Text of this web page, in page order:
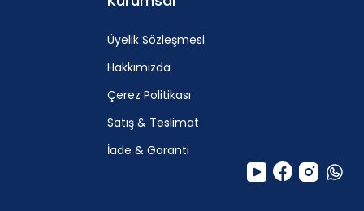
0.28- 0.59 mm/rev
Üyelik Sözleşmesi
Hakkımızda
Çerez Politikası
Satış & Teslimat
İade & Garanti